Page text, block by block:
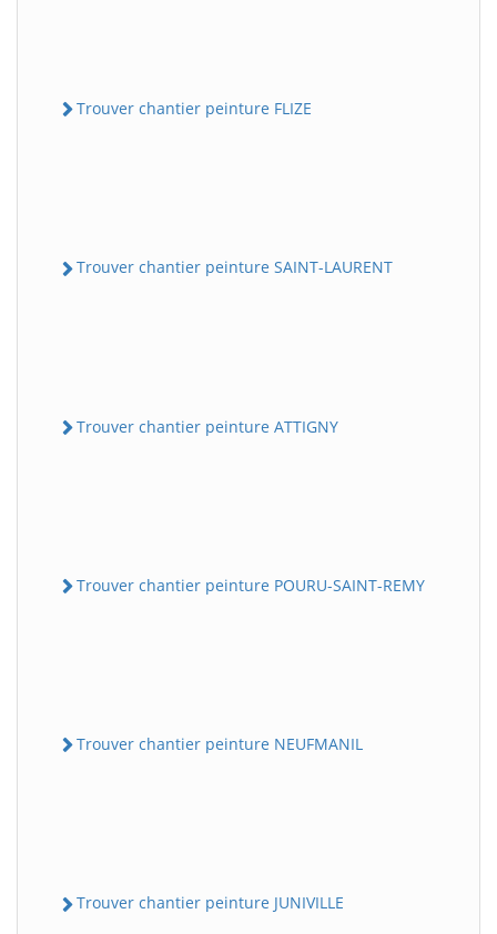
Trouver chantier peinture FLIZE
Trouver chantier peinture SAINT-LAURENT
Trouver chantier peinture ATTIGNY
Trouver chantier peinture POURU-SAINT-REMY
Trouver chantier peinture NEUFMANIL
Trouver chantier peinture JUNIVILLE